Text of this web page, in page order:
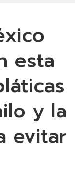
esta
y la
evitar